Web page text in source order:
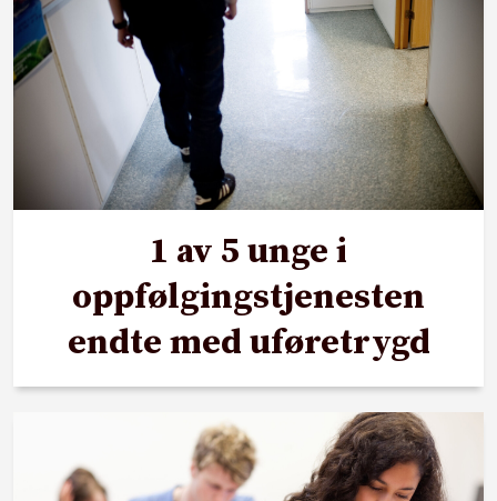
1 av 5 unge i
oppfølgingstjenesten
endte med uføretrygd